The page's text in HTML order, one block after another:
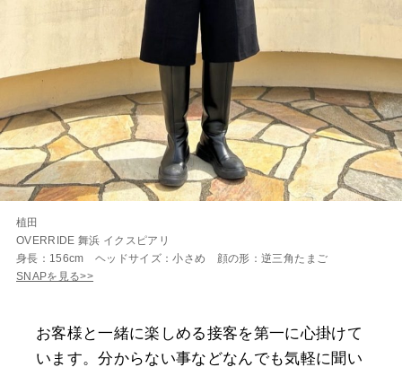
植田
OVERRIDE 舞浜 イクスピアリ
身長：156cm ヘッドサイズ：小さめ 顔の形：逆三角たまご
SNAPを見る>>
お客様と一緒に楽しめる接客を第一に心掛けて
います。分からない事などなんでも気軽に聞い